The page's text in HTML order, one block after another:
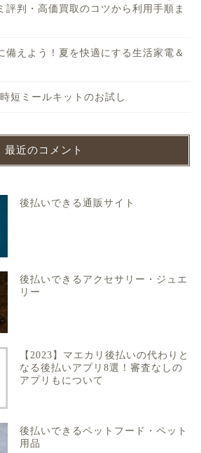
評判・高価買取のコツから利用手順ま
備えよう！夏を快適にする生活家電＆
短ミールキットのお試し
最近のコメント
後払いできる通販サイト
後払いできるアクセサリー・ジュエ
リー
【2023】マエカリ後払いの代わりと
なる後払いアプリ8選！審査なしの
アプリもについて
後払いできるペットフード・ペット
用品